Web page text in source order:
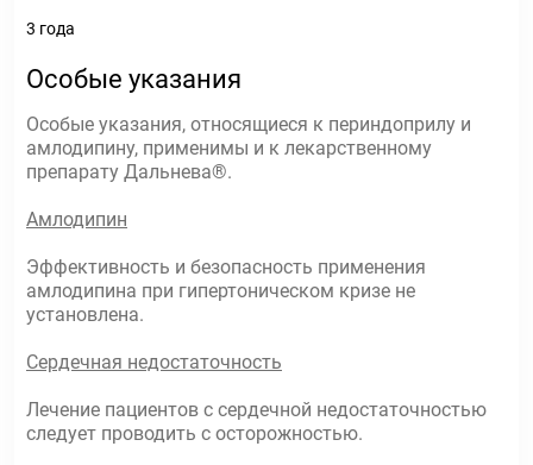
3 года
Особые указания
Особые указания, относящиеся к периндоприлу и
амлодипину, применимы и к лекарственному
препарату Дальнева®.
Амлодипин
Эффективность и безопасность применения
амлодипина при гипертоническом кризе не
установлена.
Сердечная недостаточность
Лечение пациентов с сердечной недостаточностью
следует проводить с осторожностью.